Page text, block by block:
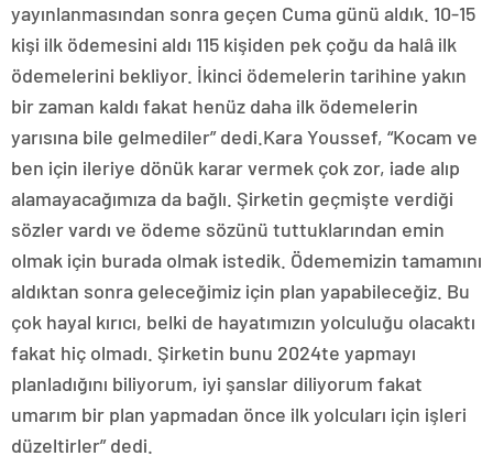
yayınlanmasından sonra geçen Cuma günü aldık. 10-15
kişi ilk ödemesini aldı 115 kişiden pek çoğu da halâ ilk
ödemelerini bekliyor. İkinci ödemelerin tarihine yakın
bir zaman kaldı fakat henüz daha ilk ödemelerin
yarısına bile gelmediler” dedi.Kara Youssef, “Kocam ve
ben için ileriye dönük karar vermek çok zor, iade alıp
alamayacağımıza da bağlı. Şirketin geçmişte verdiği
sözler vardı ve ödeme sözünü tuttuklarından emin
olmak için burada olmak istedik. Ödememizin tamamını
aldıktan sonra geleceğimiz için plan yapabileceğiz. Bu
çok hayal kırıcı, belki de hayatımızın yolculuğu olacaktı
fakat hiç olmadı. Şirketin bunu 2024te yapmayı
planladığını biliyorum, iyi şanslar diliyorum fakat
umarım bir plan yapmadan önce ilk yolcuları için işleri
düzeltirler” dedi.